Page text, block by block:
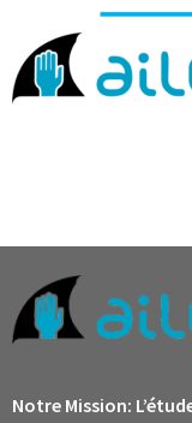
Notre Mission: